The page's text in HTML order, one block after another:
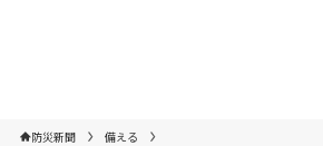
防災新聞 備える